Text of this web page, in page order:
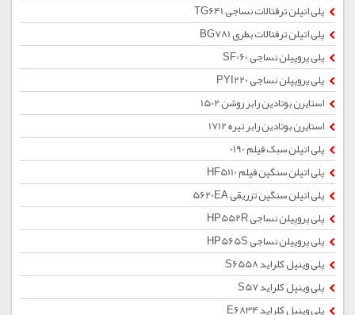
پلی اتیلن ترفتالات نساجی TG641
پلی اتیلن ترفتالات بطری BG781
پلی پروپیلن نساجی SF060
پلی پروپیلن نساجی PYI220
استایرن بوتادین رابر روشن 1502
استایرن بوتادین رابر تیره 1712
پلی اتیلن سبک فیلم 0190
پلی اتیلن سنگین فیلم HF5110
پلی اتیلن سنگین تزریقی 5620EA
پلی پروپیلن نساجی HP552R
پلی پروپیلن نساجی HP565S
پلی وینیل کلراید S6558
پلی وینیل کلراید S57
پلی وینیل کلراید E6834